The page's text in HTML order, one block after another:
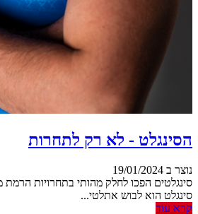
הסינגלט - לא רק לתחרות
נוצר ב 19/01/2024
סינגלטים הפכו לחלק מהותי בתחרויות הרמת
סינגלט הוא לבוש אתלטי...
קרא עוד